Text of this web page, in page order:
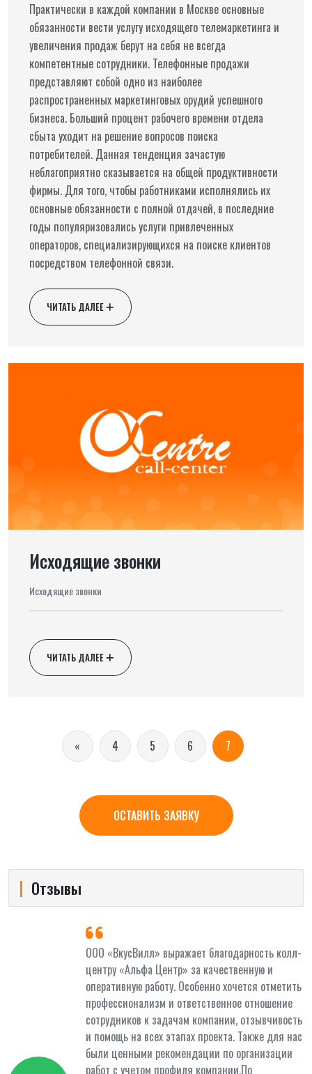
Практически в каждой компании в Москве основные
обязанности вести услугу исходящего телемаркетинга и
увеличения продаж берут на себя не всегда
компетентные сотрудники. Телефонные продажи
представляют собой одно из наиболее
распространенных маркетинговых орудий успешного
бизнеса. Больший процент рабочего времени отдела
сбыта уходит на решение вопросов поиска
потребителей. Данная тенденция зачастую
неблагоприятно сказывается на общей продуктивности
фирмы. Для того, чтобы работниками исполнялись их
основные обязанности с полной отдачей, в последние
годы популяризовались услуги привлеченных
операторов, специализирующихся на поиске клиентов
посредством телефонной связи.
ЧИТАТЬ ДАЛЕЕ
Исходящие звонки
Исходящие звонки
ЧИТАТЬ ДАЛЕЕ
« 4 5 6 7
ОСТАВИТЬ ЗАЯВКУ
Отзывы
ООО «ВкусВилл» выражает благодарность колл-
центру «Альфа Центр» за качественную и
оперативную работу. Особенно хочется отметить
профессионализм и ответственное отношение
сотрудников к задачам компании, отзывчивость
и помощь на всех этапах проекта. Также для нас
были ценными рекомендации по организации
работ с учетом профиля компании.По